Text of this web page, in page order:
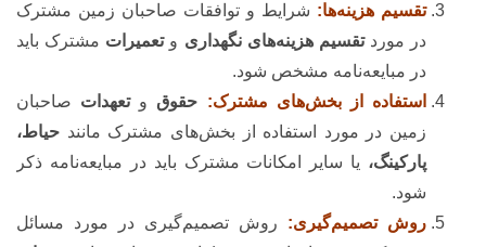
تقسیم هزینه‌ها: شرایط و توافقات صاحبان زمین مشترک
در موردتقسیم هزینه‌های نگهداری وتعمیرات مشترک باید
در مبایعه‌نامه مشخص شود.
استفاده از بخش‌های مشترک: حقوق وتعهدات صاحبان
زمین در مورد استفاده از بخش‌های مشترک مانند حیاط،
پارکینگ، یا سایر امکانات مشترک باید در مبایعه‌نامه ذکر
شود.
روش تصمیم‌گیری:
روش تصمیم‌گیری در مورد مسائل